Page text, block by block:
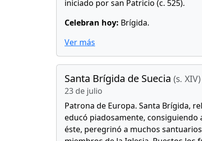
iniciado por san Patricio (c. 525).
Celebran hoy: Brígida.
Ver más
Santa Brígida de Suecia (s. XIV)
23 de julio
Patrona de Europa. Santa Brígida,
educó piadosamente, consiguiendo
éste, peregrinó a muchos